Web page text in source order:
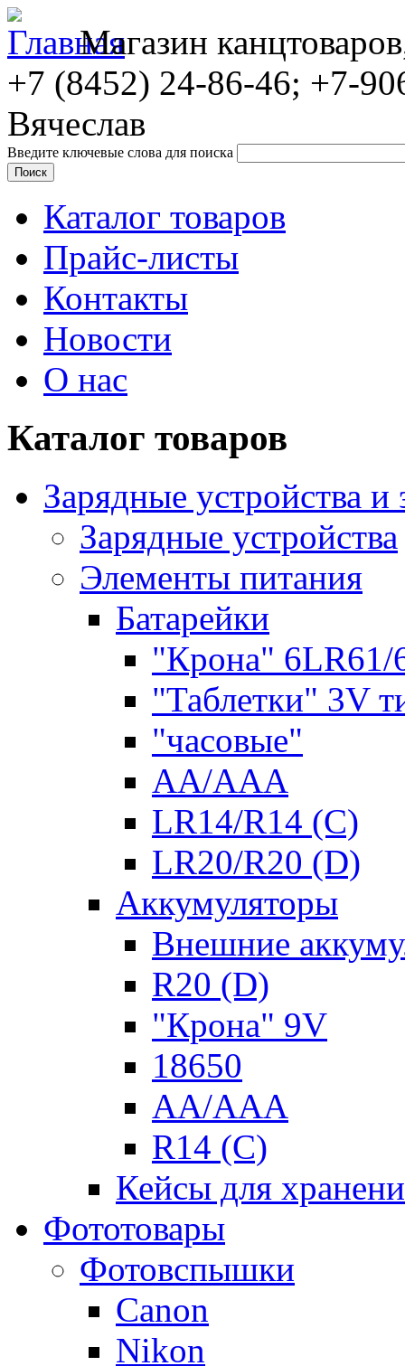
Магазин
+7 (8452) 24-86-46; +7-
Вячеслав
Введите ключевые слова для поиска
Каталог товаров
Прайс-листы
Контакты
Новости
О нас
Каталог товаров
Зарядные устройства
Зарядные устройства
Элементы питания
Батарейки
"Крона" 6LR61/
"Таблетки" 3V
"часовые"
AA/AAA
LR14/R14 (C)
LR20/R20 (D)
Аккумуляторы
Внешние
R20 (D)
"Крона" 9V
18650
AA/AAA
R14 (C)
Кейсы для
Фототовары
Фотовспышки
Canon
Nikon